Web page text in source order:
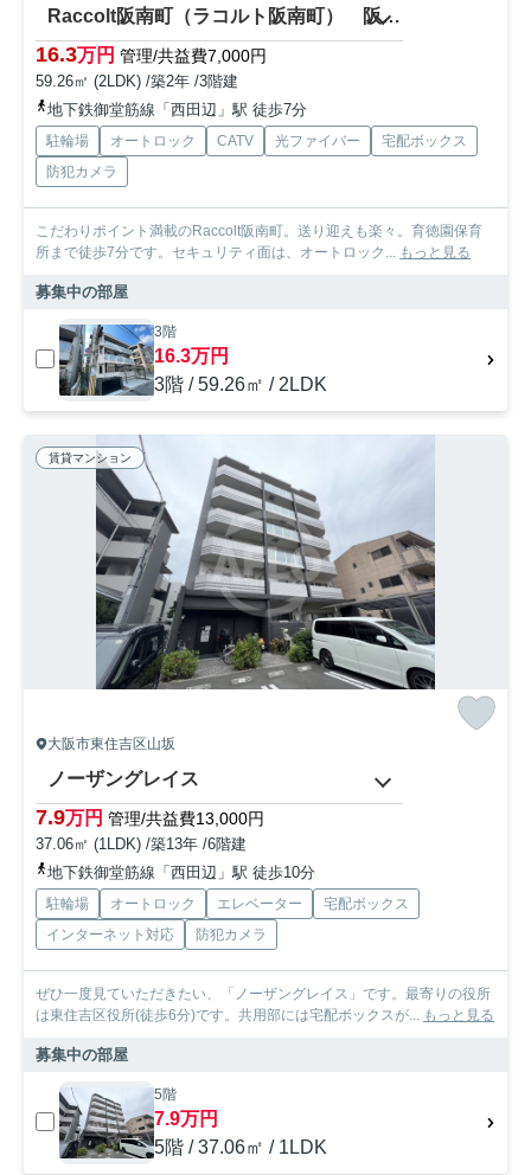
Raccolt阪南町（ラコルト阪南町） 阪南小学校区
16.3万円 管理/共益費7,000円
59.26㎡ (2LDK) /築2年 /3階建
地下鉄御堂筋線「西田辺」駅 徒歩7分
駐輪場 オートロック CATV 光ファイバー
宅配ボックス
防犯カメラ
こだわりポイント満載のRaccolt阪南町。送り迎えも楽々。育徳園保育
所まで徒歩7分です。セキュリティ面は、オートロック... もっと見る
募集中の部屋
3階
16.3万円
3階 / 59.26㎡ / 2LDK
賃貸マンション
大阪市東住吉区山坂
ノーザングレイス
7.9万円 管理/共益費13,000円
37.06㎡ (1LDK) /築13年 /6階建
地下鉄御堂筋線「西田辺」駅 徒歩10分
駐輪場 オートロック エレベーター
宅配ボックス
インターネット対応
防犯カメラ
ぜひ一度見ていただきたい、「ノーザングレイス」です。最寄りの役所
は東住吉区役所(徒歩6分)です。共用部には宅配ボックスが... もっと見る
募集中の部屋
5階
7.9万円
5階 / 37.06㎡ / 1LDK